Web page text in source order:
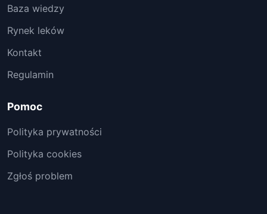
Baza wiedzy
Rynek leków
Kontakt
Regulamin
Pomoc
Polityka prywatności
Polityka cookies
Zgłoś problem